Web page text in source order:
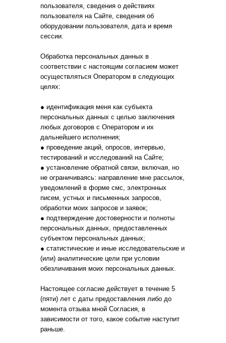
пользователя, сведения о действиях
пользователя на Сайте, сведения об
оборудовании пользователя, дата и время
сессии.
Обработка персональных данных в
соответствии с настоящим согласием может
осуществляться Оператором в следующих
целях:
● идентификация меня как субъекта
персональных данных с целью заключения
любых договоров с Оператором и их
дальнейшего исполнения;
● проведение акций, опросов, интервью,
тестирований и исследований на Сайте;
● установление обратной связи, включая, но
не ограничиваясь: направление мне рассылок,
уведомлений в форме смс, электронных
писем, устных и письменных запросов,
обработки моих запросов и заявок;
● подтверждение достоверности и полноты
персональных данных, предоставленных
субъектом персональных данных;
● статистические и иные исследовательские и
(или) аналитические цели при условии
обезличивания моих персональных данных.
Настоящее согласие действует в течение 5
(пяти) лет с даты предоставления либо до
момента отзыва мной Согласия, в
зависимости от того, какое событие наступит
раньше.